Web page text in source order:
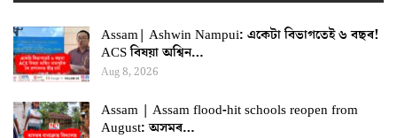
Assam| Ashwin Nampui: একেটা বিভাগতেই ৬ বছৰ!
ACS বিষয়া অশ্বিন…
Aug 8, 2026
Assam | Assam flood-hit schools reopen from
August: অসমৰ…